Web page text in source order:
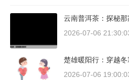
云南普洱茶：探秘
2026-07-06
楚雄暖阳行：穿越
2026-07-06